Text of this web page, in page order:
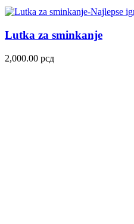
Lutka za sminkanje
2,000.00 рсд